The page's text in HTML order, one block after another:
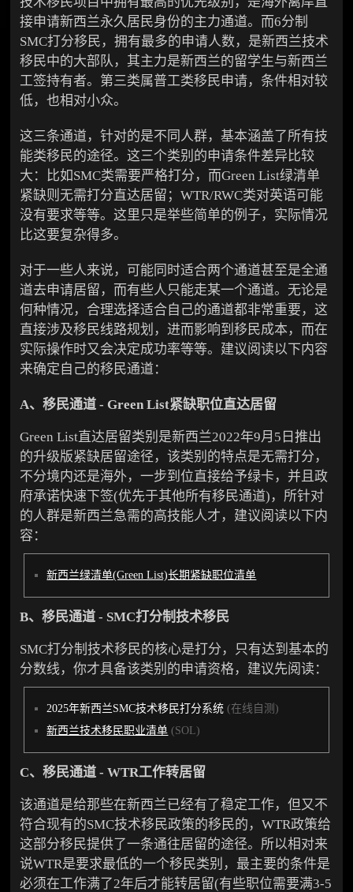
接申请新西兰永久居民身份的主力通道。而6分制
SMC打分移民，拥有最多的申请人数，是新西兰技术
移民中的大部队，其主力是新西兰的留学生与新西兰
工签持有者。第三类属普工类移民申请，条件相对较
低，也相对小众。
这三条通道，针对的是不同人群，基本涵盖了所有技
能类移民的途径。这三个类别的申请条件差异比较
大：比如SMC类需要严格打分，而Green List绿清单
紧缺则无需打分直达居留；WTR/RWC类对英语可能
没有要求等等。这里只是举些简单的例子，实际情况
比这要复杂得多。
对于一些人来说，可能同时适合两个通道甚至是全通
道去申请居留，而有些人只能走某一个通道。无论是
何种情况，合理选择适合自己的通道都非常重要，这
直接涉及移民线路规划，进而影响到移民成本，而在
实际操作时又会决定成功率等等。建议阅读以下内容
来确定自己的移民通道：
A、移民通道 - Green List紧缺职位直达居留
Green List直达居留类别是新西兰2022年9月5日推出
的升级版紧缺居留途径，该类别的特点是无需打分，
不分境内还是海外，一步到位直接给予绿卡，并且政
府承诺快速下签(优先于其他所有移民通道)，所针对
的人群是新西兰急需的高技能人才，建议阅读以下内
容：
新西兰绿清单(Green List)长期紧缺职位清单
B、移民通道 - SMC打分制技术移民
SMC打分制技术移民的核心是打分，只有达到基本的
分数线，你才具备该类别的申请资格，建议先阅读：
2025年新西兰SMC技术移民打分系统 (在线自测)
新西兰技术移民职业清单 (SOL)
C、移民通道 - WTR工作转居留
该通道是给那些在新西兰已经有了稳定工作，但又不
符合现有的SMC技术移民政策的移民的，WTR政策给
这部分移民提供了一条通往居留的途径。所以相对来
说WTR是要求最低的一个移民类别，最主要的条件是
必须在工作满了2年后才能转居留(有些职位需要满3-5